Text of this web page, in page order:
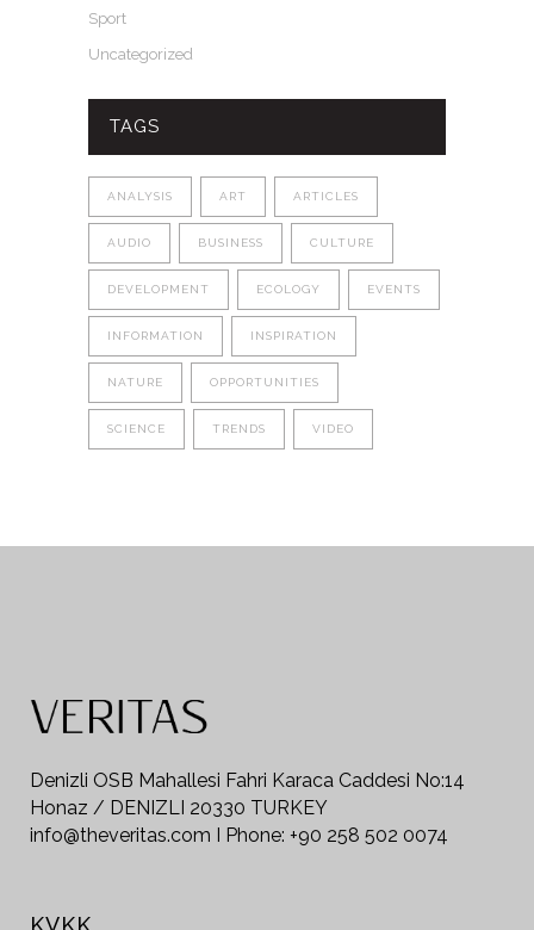
Sport
Uncategorized
TAGS
ANALYSIS ART ARTICLES
AUDIO BUSINESS CULTURE
DEVELOPMENT ECOLOGY EVENTS
INFORMATION INSPIRATION
NATURE OPPORTUNITIES
SCIENCE TRENDS VIDEO
Denizli OSB Mahallesi Fahri Karaca Caddesi No:14
Honaz / DENIZLI 20330 TURKEY
info@theveritas.com I Phone: +90 258 502 0074
KVKK